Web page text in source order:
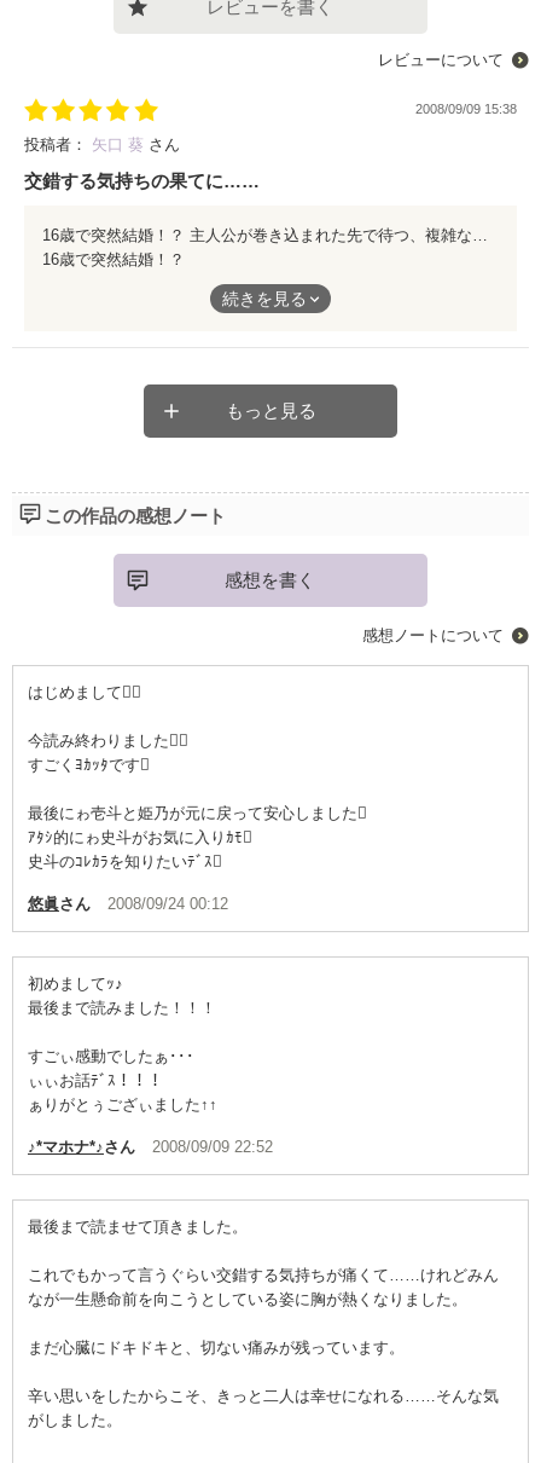
レビューを書く
レビューについて
2008/09/09 15:38
投稿者： 矢口 葵 さん
交錯する気持ちの果てに……
16歳で突然結婚！？
主人公が巻き込まれた先で待つ、複雑な人間模様。
迷路のようにどこに向かっていいのか分からない気持ちをそれぞ
込められた可愛らしい作品でした♪
続きを見る
もっと見る
この作品の感想ノート
感想を書く
感想ノートについて
はじめまして
今読み終わりました
すごくﾖｶｯﾀです
最後にゎ壱斗と姫乃が元に戻って安心しました
ｱﾀｼ的にゎ史斗がお気に入りｶﾓ
史斗のｺﾚｶﾗを知りたいﾃﾞｽ
悠眞さん 2008/09/24 00:12
初めましてｯ♪
最後まで読みました！！！
すごぃ感動でしたぁ･･･
ぃぃお話ﾃﾞｽ！！！
ぁりがとぅござぃました↑↑
♪*マホナ*♪さん 2008/09/09 22:52
最後まで読ませて頂きました。
これでもかって言うぐらい交錯する気持ちが痛くて……けれどみん
なが一生懸命前を向こうとしている姿に胸が熱くなりました。
まだ心臓にドキドキと、切ない痛みが残っています。
辛い思いをしたからこそ、きっと二人は幸せになれる……そんな気
がしました。